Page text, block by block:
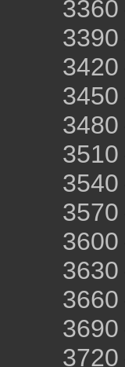
3360
3390
3420
3450
3480
3510
3540
3570
3600
3630
3660
3690
3720